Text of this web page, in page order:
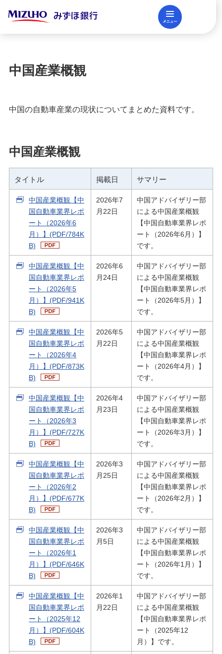
決済業務
国際業務・外国為替取引
経営・事業支援
中国産業概観
中国の自動車産業の現状についてまとめた資料です。
中国産業概観
タイトル 掲載日 サマリー
中国産業概観【中
国自動車業界レポ
ート（2026年6
月）】(PDF/784K
B)
2026年7
月22日
中国アドバイザリー部
による中国産業概観
【中国自動車業界レポ
ート（2026年6月）】
です。
中国産業概観【中
国自動車業界レポ
ート（2026年5
月）】(PDF/941K
B)
2026年6
月24日
中国アドバイザリー部
による中国産業概観
【中国自動車業界レポ
ート（2026年5月）】
です。
中国産業概観【中
国自動車業界レポ
ート（2026年4
月）】(PDF/873K
B)
2026年5
月22日
中国アドバイザリー部
による中国産業概観
【中国自動車業界レポ
ート（2026年4月）】
です。
中国産業概観【中
国自動車業界レポ
ート（2026年3
月）】(PDF/727K
B)
2026年4
月23日
中国アドバイザリー部
による中国産業概観
【中国自動車業界レポ
ート（2026年3月）】
です。
中国産業概観【中
国自動車業界レポ
ート（2026年2
月）】(PDF/677K
B)
2026年3
月25日
中国アドバイザリー部
による中国産業概観
【中国自動車業界レポ
ート（2026年2月）】
です。
中国産業概観【中
国自動車業界レポ
ート（2026年1
月）】(PDF/646K
B)
2026年3
月5日
中国アドバイザリー部
による中国産業概観
【中国自動車業界レポ
ート（2026年1月）】
です。
中国産業概観【中
国自動車業界レポ
ート（2025年12
月）】(PDF/604K
B)
2026年1
月22日
中国アドバイザリー部
による中国産業概観
【中国自動車業界レポ
ート（2025年12
月）】です。